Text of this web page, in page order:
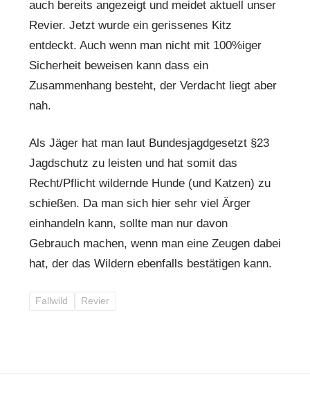
auch bereits angezeigt und meidet aktuell unser
Revier. Jetzt wurde ein gerissenes Kitz
entdeckt. Auch wenn man nicht mit 100%iger
Sicherheit beweisen kann dass ein
Zusammenhang besteht, der Verdacht liegt aber
nah.
Als Jäger hat man laut Bundesjagdgesetzt §23
Jagdschutz zu leisten und hat somit das
Recht/Pflicht wildernde Hunde (und Katzen) zu
schießen. Da man sich hier sehr viel Ärger
einhandeln kann, sollte man nur davon
Gebrauch machen, wenn man eine Zeugen dabei
hat, der das Wildern ebenfalls bestätigen kann.
Fallwild Revier